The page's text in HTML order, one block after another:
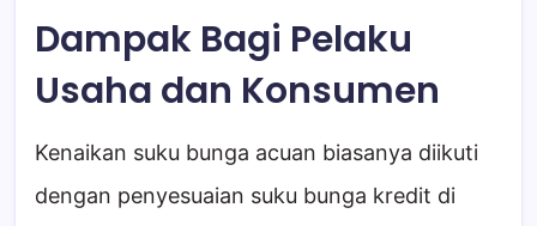
Dampak Bagi Pelaku
Usaha dan Konsumen
Kenaikan suku bunga acuan biasanya diikuti
dengan penyesuaian suku bunga kredit di